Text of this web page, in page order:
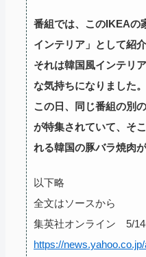
番組では、このIKEAの
インテリア」として紹
それは韓国風インテリ
な気持ちになりました。
この日、同じ番組の別
が特集されていて、そ
れる韓国の豚バラ焼肉
以下略
全文はソースから
集英社オンライン 5/
https://